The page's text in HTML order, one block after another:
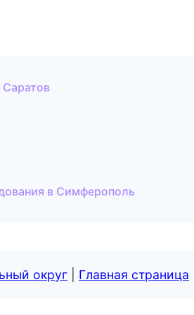
в Симферополь
округ Главная страница